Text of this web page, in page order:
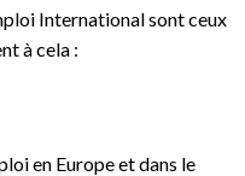
International sont ceux
à cela :
en Europe et dans le